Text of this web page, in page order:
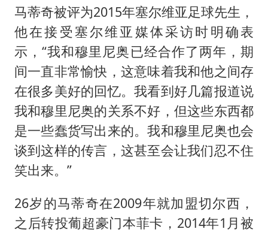
从科技创新看开局起步的时与势
马蒂奇被评为2015年塞尔维亚足球先生，
他在接受塞尔维亚媒体采访时明确表
示，“我和穆里尼奥已经合作了两年，期
间一直非常愉快，这意味着我和他之间存
在很多美好的回忆。我看到好几篇报道说
我和穆里尼奥的关系不好，但这些东西都
是一些蠢货写出来的。我和穆里尼奥也会
谈到这样的传言，这甚至会让我们忍不住
笑出来。”
26岁的马蒂奇在2009年就加盟切尔西，
之后转投葡超豪门本菲卡，2014年1月被